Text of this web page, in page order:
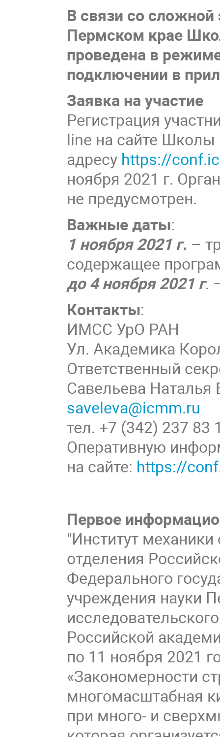
В связи со сложной
Пермском крае
проведена в
подключении в
Заявка на участие
Регистрация
line на сайте Школы
адресу https://
ноября 2021 г.
не предусмотрен.
Важные даты:
1 ноября 2021 г. –
содержащее
до 4 ноября 2021 г.
Контакты:
ИМСС УрО РАН
Ул. Академика
Ответственный
Савельева
saveleva@icmm.ru
тел. +7 (342) 237 83
Оперативную
на сайте: https://
Первое
"Институт
отделения
Федерального
учреждения науки
Российской
по 11 ноября 2021
«Закономерности
многомасштабная
при много- и